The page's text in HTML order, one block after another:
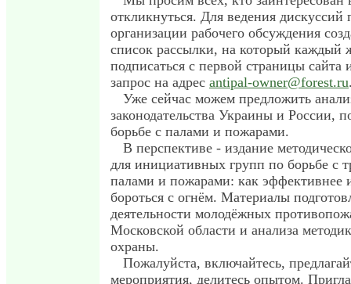
откликнуться. Для ведения дискуссий
организации рабочего обсуждения
список рассылки, на который
подписаться с первой страницы сайта
запрос на адрес antipal-owner@forest.ru
Уже сейчас можем предложить
законодательства Украины и России,
борьбе с палами и пожарами.
В перспективе - издание
для инициативных групп по борьбе с
палами и пожарами: как эффективнее
бороться с огнём. Материалы
деятельности молодёжных
Московской области и анализа
охраны.
Пожалуйста, включайтесь,
мероприятия, делитесь опытом.